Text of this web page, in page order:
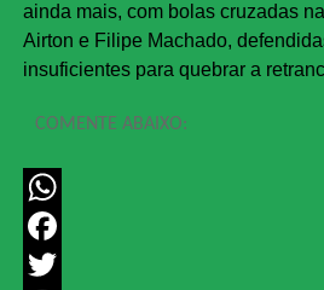
ainda mais, com bolas cruzadas
Airton e Filipe Machado,
insuficientes para quebrar a
COMENTE ABAIXO:
WhatsApp
Facebook